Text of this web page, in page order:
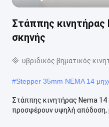
Στάππης κινητήρας
σκηνής
υβριδικός βηματικός
#Stepper 35mm NEMA 14
Στάππης κινητήρας Nema
προσφέρουν υψηλή απόδοση,